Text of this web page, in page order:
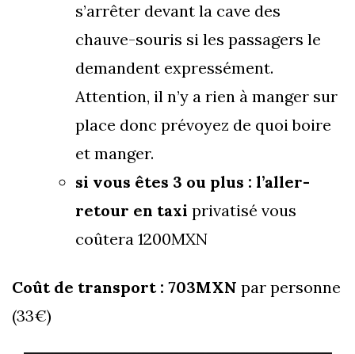
s’arrêter devant la cave des
chauve-souris si les passagers le
demandent expressément.
Attention, il n’y a rien à manger sur
place donc prévoyez de quoi boire
et manger.
si vous êtes 3 ou plus : l’aller-
retour en taxi privatisé vous
coûtera 1200MXN
Coût de transport : 703MXN par personne
(33€)